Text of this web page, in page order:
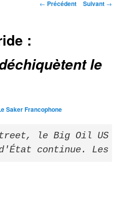
Navigation
← Précédent Suivant →
:
le
Saker Francophone
le Big Oil US
continue. Les